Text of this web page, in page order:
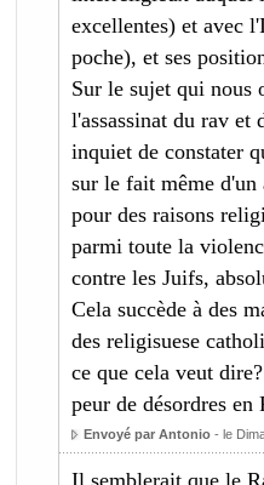
excellentes) et avec
poche), et ses
Sur le sujet qui nous
l'assassinat du rav et
inquiet de constater
sur le fait même d'un
pour des raisons
parmi toute la
contre les Juifs,
Cela succède à des
des religisuese
ce que cela veut
peur de désordres en
Envoyé par Antonio- le
Il semblerait que le